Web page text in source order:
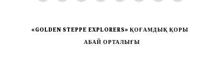
«GOLDEN STEPPE EXPLORERS» ҚОҒАМДЫҚ ҚОРЫ
АБАЙ ОРТАЛЫҒЫ